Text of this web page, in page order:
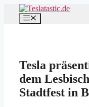
Inhalt
springen
Menü
Tesla
dem
Stadtfest in